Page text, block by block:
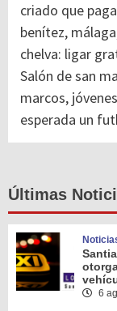
criado que
benítez,
chelva: ligar
Salón de san
marcos,
esperada un
Últimas
6